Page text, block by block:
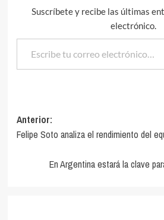
Suscríbete y recibe las últimas
electrónico.
Escribe tu correo electrónico…
Navegación
de
entradas
Anterior:
Felipe Soto analiza el rendimiento del
En Argentina estará la clave